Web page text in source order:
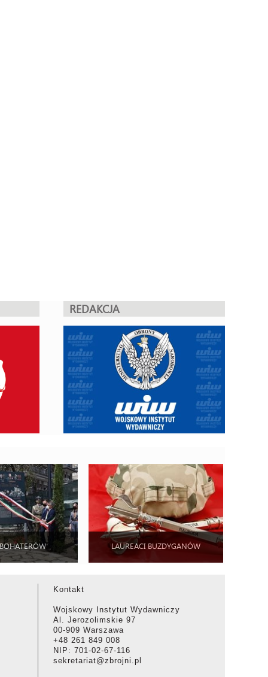
REDAKCJA
LAUREACI BUZDYGANÓW
Kontakt
Wojskowy Instytut Wydawniczy
Al. Jerozolimskie 97
00-909 Warszawa
+48 261 849 008
NIP: 701-02-67-116
sekretariat@zbrojni.pl